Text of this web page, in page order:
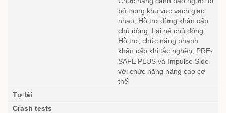
bộ trong khu vực vạch giao
nhau, Hỗ trợ dừng khẩn cấp
chủ động, Lái né chủ động
Hỗ trợ, chức năng phanh
khẩn cấp khi tắc nghẽn, PRE-
SAFE PLUS và Impulse Side
với chức năng nâng cao cơ
thể
Tự lái
Crash tests